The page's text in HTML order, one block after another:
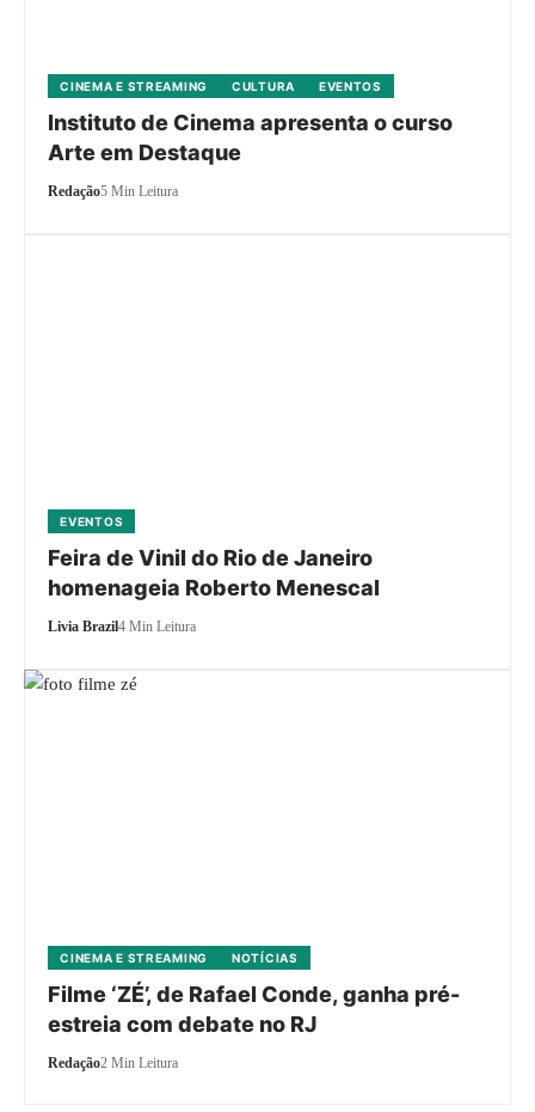
CINEMA E STREAMING CULTURA EVENTOS
Instituto de Cinema apresenta o curso
Arte em Destaque
Redação5 Min Leitura
EVENTOS
Feira de Vinil do Rio de Janeiro
homenageia Roberto Menescal
Livia Brazil4 Min Leitura
CINEMA E STREAMING NOTÍCIAS
Filme ‘ZÉ’, de Rafael Conde, ganha pré-
estreia com debate no RJ
Redação2 Min Leitura